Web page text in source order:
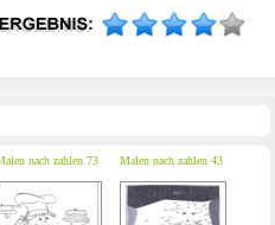
nach zahlen 73 Malen nach zahlen 43